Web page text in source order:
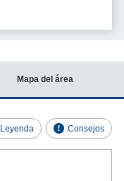
Mapa del área
Leyenda Consejos